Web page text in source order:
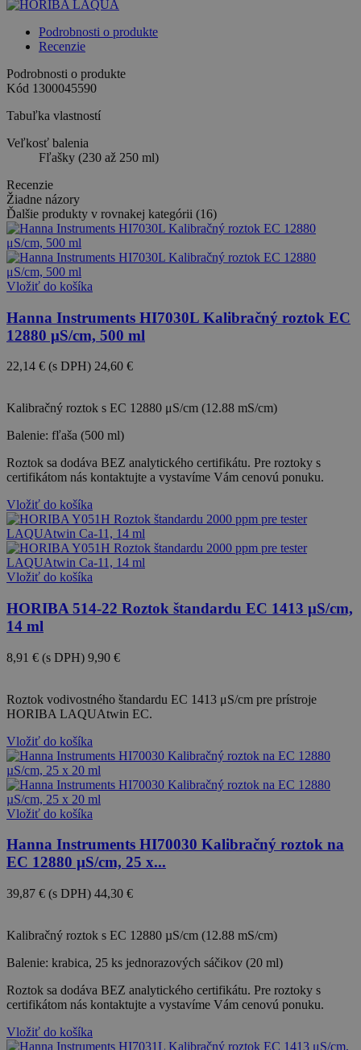
Podrobnosti o produkte
Recenzie
Podrobnosti o produkte
Kód 1300045590
Tabuľka vlastností
Veľkosť balenia
Fľašky (230 až 250 ml)
Recenzie
Žiadne názory
Ďalšie produkty v rovnakej kategórii (16)
Vložiť do košíka
Hanna Instruments HI7030L Kalibračný roztok EC
12880 μS/cm, 500 ml
22,14 € (s DPH) 24,60 €
Kalibračný roztok s EC 12880 μS/cm (12.88 mS/cm)
Balenie: fľaša (500 ml)
Roztok sa dodáva BEZ analytického certifikátu. Pre roztoky s
certifikátom nás kontaktujte a vystavíme Vám cenovú ponuku.
Vložiť do košíka
Vložiť do košíka
HORIBA 514-22 Roztok štandardu EC 1413 μS/cm,
14 ml
8,91 € (s DPH) 9,90 €
Roztok vodivostného štandardu EC 1413 μS/cm pre prístroje
HORIBA LAQUAtwin EC.
Vložiť do košíka
Vložiť do košíka
Hanna Instruments HI70030 Kalibračný roztok na
EC 12880 µS/cm, 25 x...
39,87 € (s DPH) 44,30 €
Kalibračný roztok s EC 12880 µS/cm (12.88 mS/cm)
Balenie: krabica, 25 ks jednorazových sáčikov (20 ml)
Roztok sa dodáva BEZ analytického certifikátu. Pre roztoky s
certifikátom nás kontaktujte a vystavíme Vám cenovú ponuku.
Vložiť do košíka